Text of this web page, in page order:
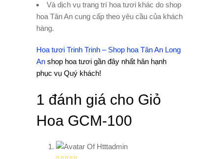
Và dịch vụ trang trí hoa tươi khác do shop
hoa Tân An cung cấp theo yêu cầu của khách
hàng.
Hoa tươi Trinh Trinh – Shop hoa Tân An Long
An shop hoa tươi gần đây nhất hân hạnh
phục vụ Quý khách!
1 đánh giá cho Giỏ
Hoa GCM-100